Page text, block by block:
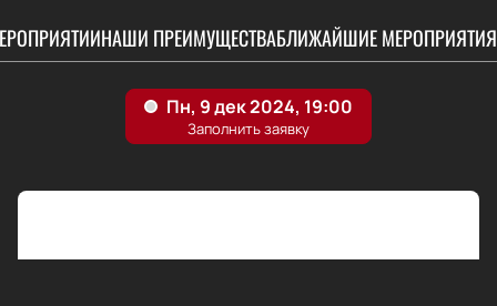
НАШИ ПРЕИМУЩЕСТВАБЛИЖАЙШИЕ МЕРОПРИЯТИЯ